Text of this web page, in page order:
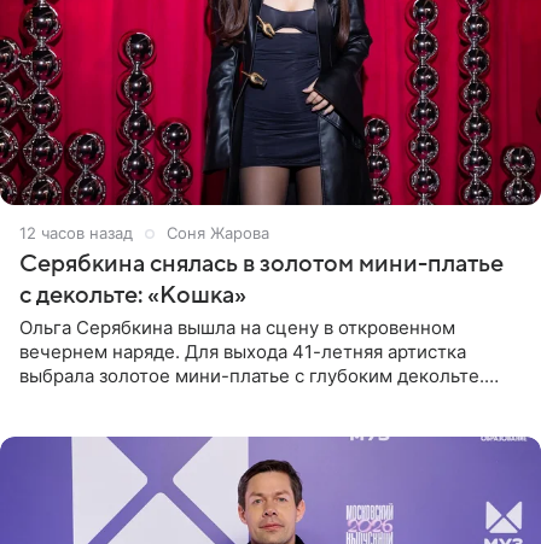
12 часов назад Соня Жарова
Серябкина снялась в золотом мини-платье
с декольте: «Кошка»
Ольга Серябкина вышла на сцену в откровенном
вечернем наряде. Для выхода 41-летняя артистка
выбрала золотое мини-платье с глубоким декольте.